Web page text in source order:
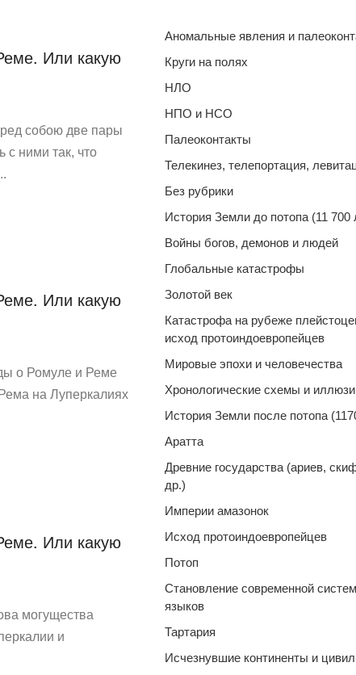
Или какую
собою две пары
с ними так, что
Или какую
о Ромуле и Реме
на Луперкалиях
Или какую
могущества
и
Аномальные явления и
Круги на полях
НЛО
НПО и НСО
Палеоконтакты
Телекинез, телепортация,
Без рубрики
История Земли до потопа (11 700
Войны богов, демонов и людей
Глобальные катастрофы
Золотой век
Катастрофа на рубеже
исход протоиндоевропейцев
Мировые эпохи и человечества
Хронологические схемы и
История Земли после потопа
Аратта
Древние государства (ариев,
др.)
Империи амазонок
Исход протоиндоевропейцев
Потоп
Становление современной
языков
Тартария
Исчезнувшие континенты и